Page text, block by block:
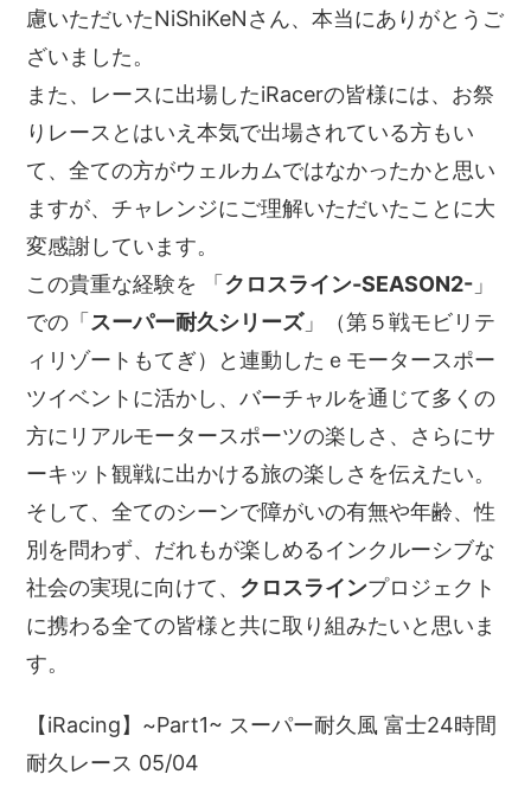
慮いただいたNiShiKeNさん、本当にありがとうご
ざいました。
また、レースに出場したiRacerの皆様には、お祭
りレースとはいえ本気で出場されている方もい
て、全ての方がウェルカムではなかったかと思い
ますが、チャレンジにご理解いただいたことに大
変感謝しています。
この貴重な経験を 「 クロスライン-SEASON2- 」
での「 スーパー耐久シリーズ」（第５戦モビリテ
ィリゾートもてぎ）と連動したｅモータースポー
ツイベントに活かし、バーチャルを通じて多くの
方にリアルモータースポーツの楽しさ、さらにサ
ーキット観戦に出かける旅の楽しさを伝えたい。
そして、全てのシーンで障がいの有無や年齢、性
別を問わず、だれもが楽しめるインクルーシブな
社会の実現に向けて、 クロスラインプロジェクト
に携わる全ての皆様と共に取り組みたいと思いま
す。
【iRacing】~Part1~ スーパー耐久風 富士24時間
耐久レース 05/04